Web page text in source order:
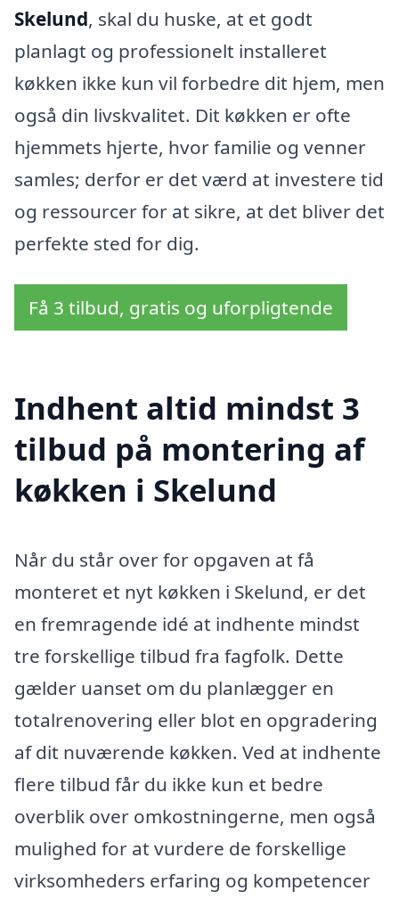
Skelund, skal du huske, at et godt
planlagt og professionelt installeret
køkken ikke kun vil forbedre dit hjem, men
også din livskvalitet. Dit køkken er ofte
hjemmets hjerte, hvor familie og venner
samles; derfor er det værd at investere tid
og ressourcer for at sikre, at det bliver det
perfekte sted for dig.
Få 3 tilbud, gratis og uforpligtende
Indhent altid mindst 3
tilbud på montering af
køkken i Skelund
Når du står over for opgaven at få
monteret et nyt køkken i Skelund, er det
en fremragende idé at indhente mindst
tre forskellige tilbud fra fagfolk. Dette
gælder uanset om du planlægger en
totalrenovering eller blot en opgradering
af dit nuværende køkken. Ved at indhente
flere tilbud får du ikke kun et bedre
overblik over omkostningerne, men også
mulighed for at vurdere de forskellige
virksomheders erfaring og kompetencer